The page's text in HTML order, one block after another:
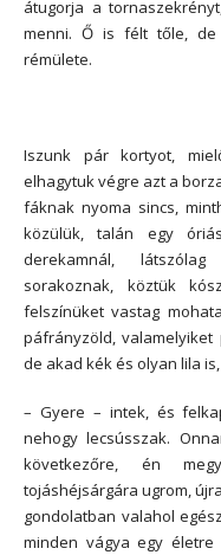
átugorja a
menni. Ő is félt tőle, de
rémülete.
Iszunk pár kortyot,
elhagytuk végre azt a
fáknak nyoma sincs,
közülük, talán egy
derekamnál, látszólag
sorakoznak, köztük
felszínüket vastag
páfrányzöld,
de akad kék és olyan lila
– Gyere – intek, és
nehogy lecsússzak.
következőre, én
tojáshéjsárgára ugrom,
gondolatban valahol
minden vágya egy